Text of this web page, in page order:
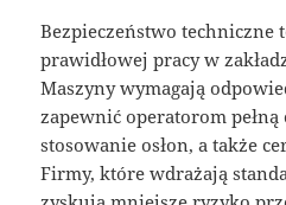
Bezpieczeństwo techniczne
prawidłowej pracy w
Maszyny wymagają
zapewnić operatorom
stosowanie osłon, a także
Firmy, które wdrażają